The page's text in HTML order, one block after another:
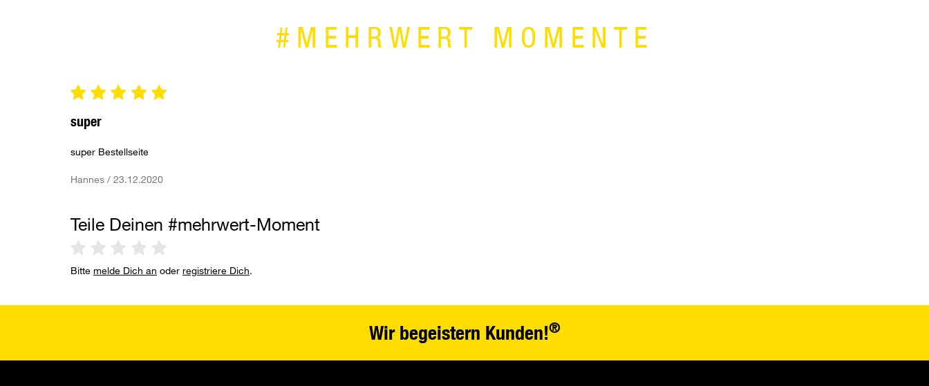
#MEHRWERT MOMENTE
super
super Bestellseite
Hannes / 23.12.2020
Teile Deinen #mehrwert-Moment
Bitte melde Dich an oder registriere Dich.
Wir begeistern Kunden!®